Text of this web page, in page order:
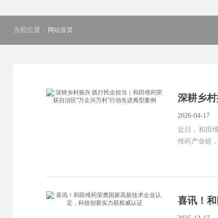
网站首页
当前位置：
深耕乡
2026-04-17
近日，和田
维药产业链
喜讯！